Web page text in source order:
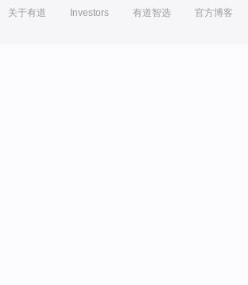
关于有道 Investors 有道智选 官方博客